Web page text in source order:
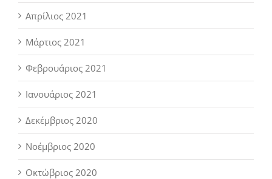
Απρίλιος 2021
Μάρτιος 2021
Φεβρουάριος 2021
Ιανουάριος 2021
Δεκέμβριος 2020
Νοέμβριος 2020
Οκτώβριος 2020